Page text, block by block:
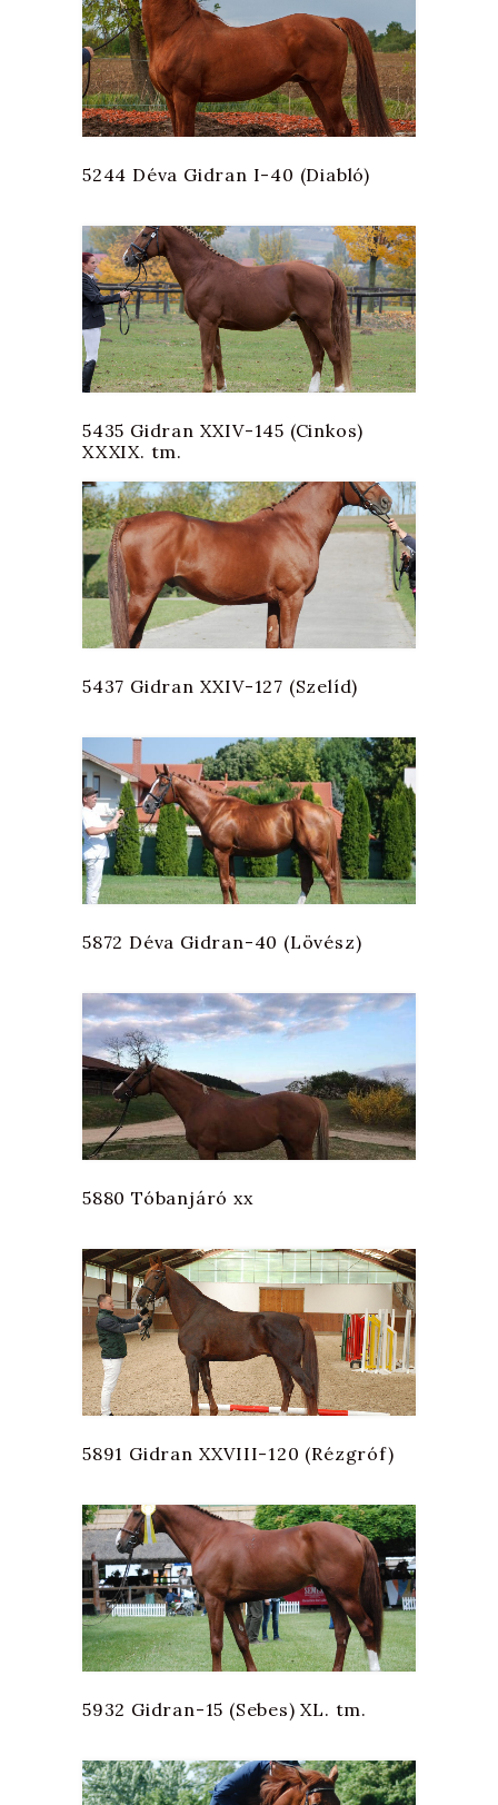
5244 Déva Gidran I-40 (Diabló)
5435 Gidran XXIV-145 (Cinkos)
XXXIX. tm.
5437 Gidran XXIV-127 (Szelíd)
5872 Déva Gidran-40 (Lövész)
5880 Tóbanjáró xx
5891 Gidran XXVIII-120 (Rézgróf)
5932 Gidran-15 (Sebes) XL. tm.